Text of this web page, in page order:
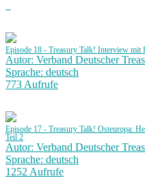
Episode 18 - Treasury Talk! Interview
Autor: Verband Deutscher
Sprache: deutsch
773 Aufrufe
Episode 17 - Treasury Talk! Osteuropa:
Teil 2
Autor: Verband Deutscher
Sprache: deutsch
1252 Aufrufe